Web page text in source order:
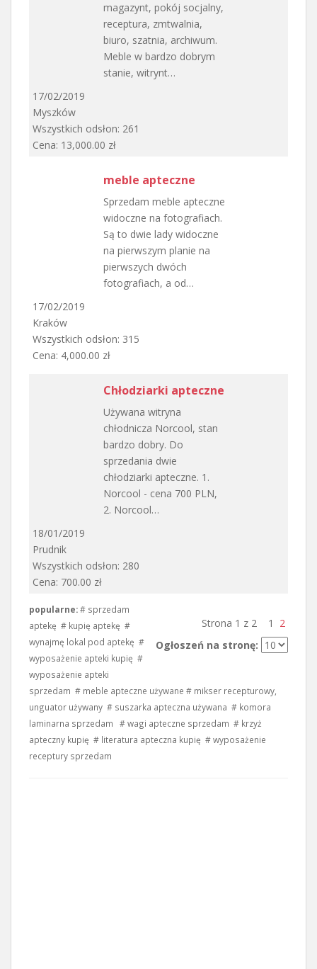
magazynt, pokój socjalny,
receptura, zmtwalnia,
biuro, szatnia, archiwum.
Meble w bardzo dobrym
stanie, witrynt…
17/02/2019
Myszków
Wszystkich odsłon: 261
Cena: 13,000.00 zł
meble apteczne
Sprzedam meble apteczne
widoczne na fotografiach.
Są to dwie lady widoczne
na pierwszym planie na
pierwszych dwóch
fotografiach, a od…
17/02/2019
Kraków
Wszystkich odsłon: 315
Cena: 4,000.00 zł
Chłodziarki apteczne
Używana witryna
chłodnicza Norcool, stan
bardzo dobry. Do
sprzedania dwie
chłodziarki apteczne. 1.
Norcool - cena 700 PLN,
2. Norcool…
18/01/2019
Prudnik
Wszystkich odsłon: 280
Cena: 700.00 zł
Strona 1 z 2 1
2
Ogłoszeń na stronę:
popularne:# sprzedam
aptekę # kupię aptekę #
wynajmę lokal pod aptekę #
wyposażenie apteki kupię #
wyposażenie apteki
sprzedam # meble apteczne używane # mikser recepturowy,
unguator używany # suszarka apteczna używana # komora
laminarna sprzedam # wagi apteczne sprzedam # krzyż
apteczny kupię # literatura apteczna kupię # wyposażenie
receptury sprzedam